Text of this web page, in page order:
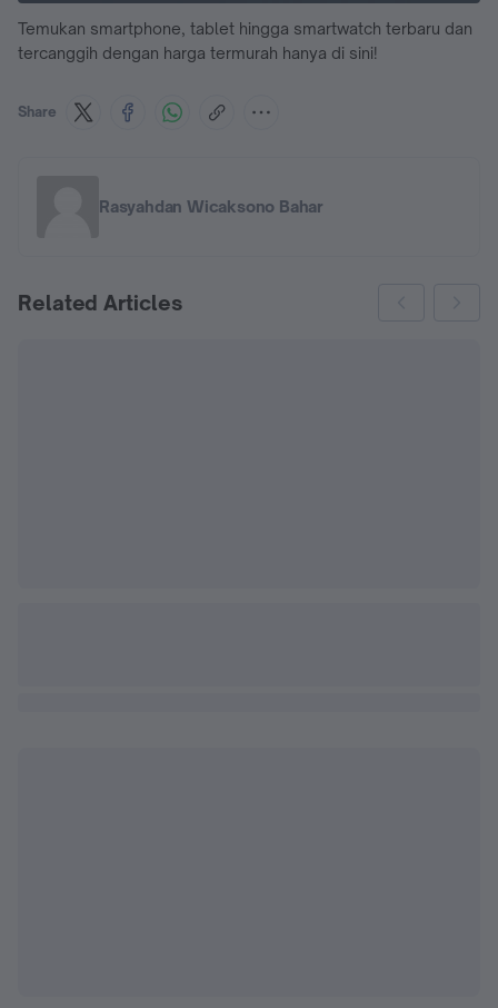
Temukan smartphone, tablet hingga smartwatch terbaru dan
tercanggih dengan harga termurah hanya di sini!
Share
Rasyahdan Wicaksono Bahar
Related Articles